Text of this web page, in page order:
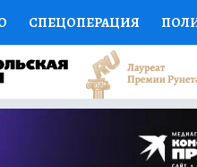
СПЕЦОПЕРАЦИЯ
НАУКА СПОРТ
ДОКТОР
ПРОГНОЗЫ НА СПОРТ